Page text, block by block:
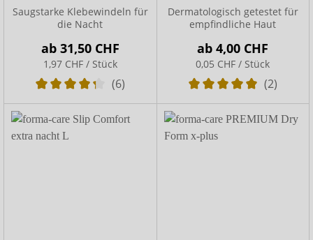
Saugstarke Klebewindeln für
die Nacht
ab 31,50 CHF
1,97 CHF / Stück
(6)
Dermatologisch getestet für
empfindliche Haut
ab4,00 CHF
0,05 CHF / Stück
(2)